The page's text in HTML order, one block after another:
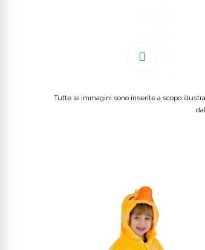
Tutte le immagini sono inserite a scopo